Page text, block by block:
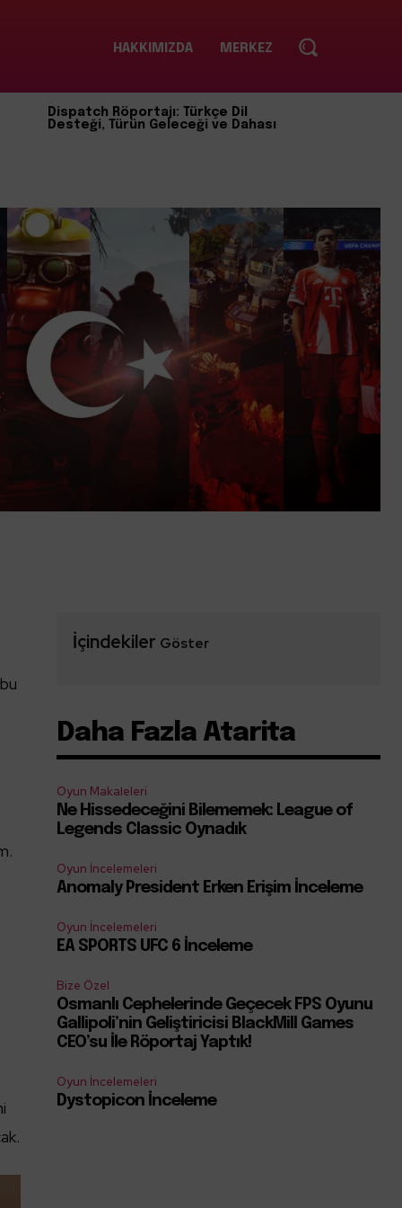
HAKKIMIZDA MERKEZ
Dispatch Röportajı: Türkçe Dil
Desteği, Türün Geleceği ve Dahası
İçindekiler Göster
Daha Fazla Atarita
Oyun Makaleleri
Ne Hissedeceğini Bilememek: League of
Legends Classic Oynadık
Oyun İncelemeleri
Anomaly President Erken Erişim İnceleme
Oyun İncelemeleri
EA SPORTS UFC 6 İnceleme
Bize Özel
Osmanlı Cephelerinde Geçecek FPS Oyunu
Gallipoli’nin Geliştiricisi BlackMill Games
CEO’su İle Röportaj Yaptık!
Oyun İncelemeleri
Dystopicon İnceleme